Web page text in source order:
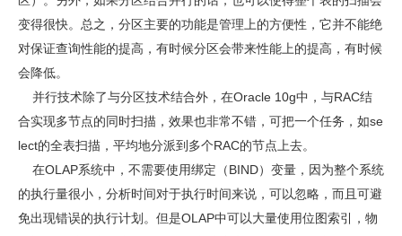
变得很快。总之，分区主要的功能是管理上的方便性，它并不能绝
对保证查询性能的提高，有时候分区会带来性能上的提高，有时候
会降低。
并行技术除了与分区技术结合外，在Oracle 10g中，与RAC结
合实现多节点的同时扫描，效果也非常不错，可把一个任务，如se
lect的全表扫描，平均地分派到多个RAC的节点上去。
在OLAP系统中，不需要使用绑定（BIND）变量，因为整个系统
的执行量很小，分析时间对于执行时间来说，可以忽略，而且可避
免出现错误的执行计划。但是OLAP中可以大量使用位图索引，物